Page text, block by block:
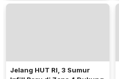
Jelang HUT RI, 3 Sumur